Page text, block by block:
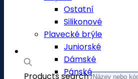
Products search
Ostatní
Silikonové
Plavecké brýle
Juniorské
Dámské
Pánské